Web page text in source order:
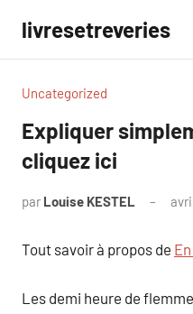
contenu
livresetreveries
Uncategorized
Expliquer
cliquez ici
par Louise KESTEL
Tout savoir à propos de
Les demi heure de